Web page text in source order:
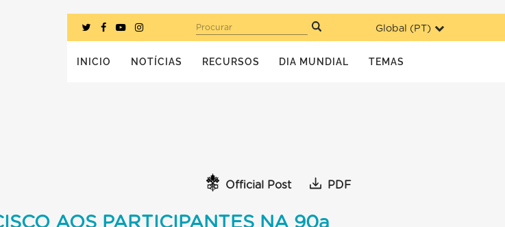
Global (PT)
Procurar
INICIO NOTÍCIAS RECURSOS DIA MUNDIAL TEMAS
Official Post PDF
AOS PARTICIPANTES NA 90a